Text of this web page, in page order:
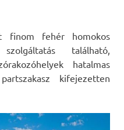
finom fehér homokos
található,
hatalmas
kifejezetten